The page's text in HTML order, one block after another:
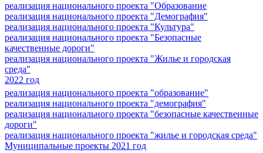
реализация национального проекта "Образование
реализация национального проекта "Демография"
реализация национального проекта "Культура"
реализация национального проекта "Безопасные
качественные дороги"
реализация национального проекта "Жилье и городская
среда"
2022 год
реализация национального проекта "образование"
реализация национального проекта "демография"
реализация национального проекта "безопасные качественные
дороги"
реализация национального проекта "жилье и городская среда"
Муниципальные проекты 2021 год